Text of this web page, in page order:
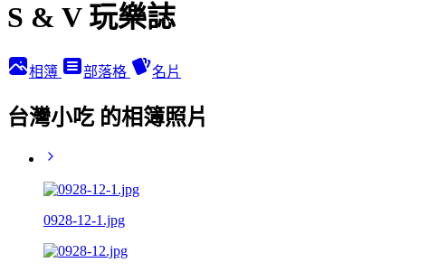
S & V 玩樂誌
相簿 部落格 名片
台灣小吃 的相簿照片
0928-12-1.jpg